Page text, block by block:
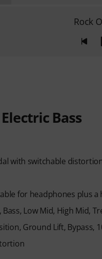
Rock
Bass
with switchable
for headphones plus
Low Mid, High Mid,
Ground Lift, Bypass,